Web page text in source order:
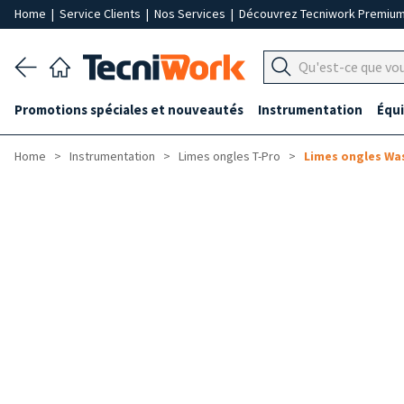
Home | Service Clients | Nos Services | Découvrez Tecniwork Premium
Promotions spéciales et nouveautés Instrumentation
Home Instrumentation Limes ongles T-Pro Limes ongles